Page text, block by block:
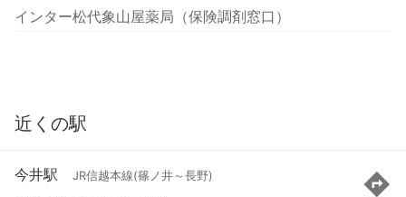
インター松代象山屋薬局（保険調剤窓口）
近くの駅
今井駅 JR信越本線(篠ノ井～長野)